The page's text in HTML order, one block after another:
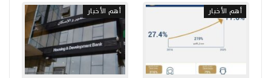
أهم الأخبار أهم الأخبار